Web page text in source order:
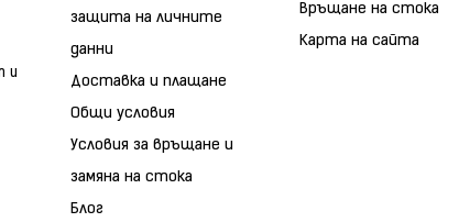
и
защита на личните
данни
Доставка и плащане
Общи условия
Условия за връщане и
замяна на стока
Блог
Връщане на стока
Карта на сайта